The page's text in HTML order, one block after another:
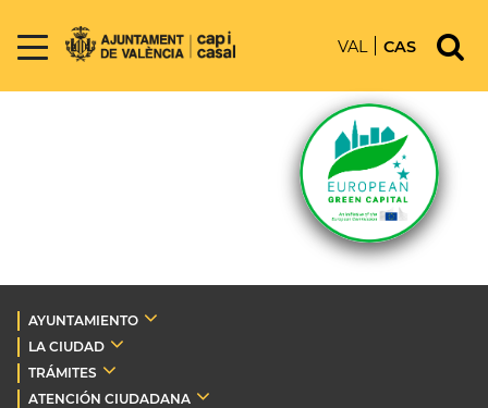
VAL CAS
AYUNTAMIENTO
LA CIUDAD
TRÁMITES
ATENCIÓN CIUDADANA